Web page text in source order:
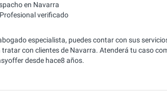
en Navarra
Profesional verificado
especialista, puedes contar con sus
con clientes de Navarra. Atenderá tu caso
desde hace8 años.